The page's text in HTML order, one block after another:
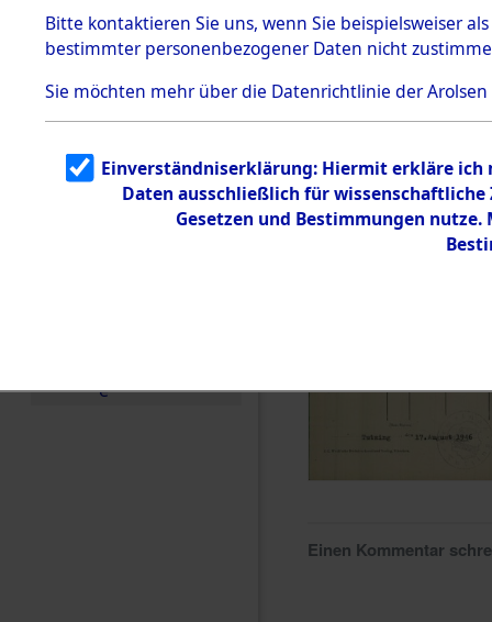
5.3.1 Alliierte
Erhebungen
zu
Todesmärsch
en
5.3.2
g
5.3.3
Todesmärsch
e
Einen Kommentar
Bitte kontaktieren Sie uns, wenn Sie beispielsweiser
bestimmter personenbezogener Daten nicht
Sie möchten mehr über die Datenrichtlinie der Arolsen
Einverständniserklärung: Hiermit erkläre ich
Daten ausschließlich für
Gesetzen und Bestimmungen